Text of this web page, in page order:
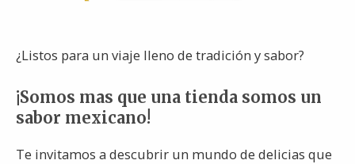
¿Listos para un viaje lleno de tradición y sabor?
¡Somos mas que una tienda somos un
sabor mexicano!
Te invitamos a descubrir un mundo de delicias que